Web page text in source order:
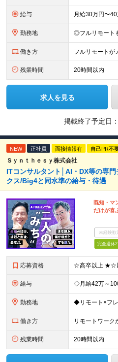
給与
勤務地
働き方 フルリモートが
残業時間 20時間以内
求人を見る
掲載終了予定日：
NEW 正社員 面接情報有 自己PR不
Ｓｙｎｔｈｅｓｙ株式会社
ITコンサルタント│AI・DX等の専
クス/Big4と同水準の給与・待遇
既知・マ
だけが喜
未経験歓
完全週休2
応募資格
給与
勤務地
働き方 リモートワーク
残業時間 20時間以内